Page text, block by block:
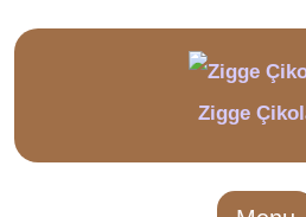
Zigge